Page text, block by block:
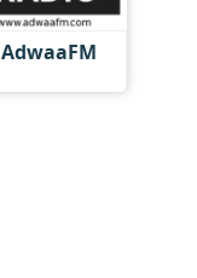
AdwaaFM